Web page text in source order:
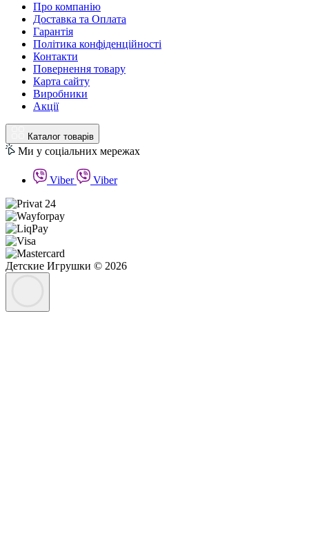
Про компанію
Доставка та Оплата
Гарантія
Політика конфіденційності
Контакти
Повернення товару
Карта сайту
Виробники
Акції
Каталог товарів
Ми у соціальних мережах
Viber Viber
Детские Игрушки © 2026